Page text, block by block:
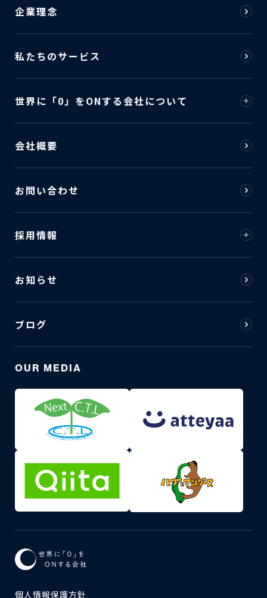
企業理念
私たちのサービス
世界に「0」をONする会社について
会社概要
お問い合わせ
採用情報
お知らせ
ブログ
OUR MEDIA
個人情報保護方針